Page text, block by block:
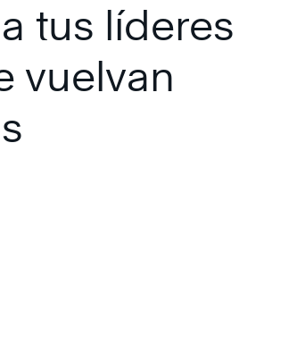
tus líderes
vuelvan